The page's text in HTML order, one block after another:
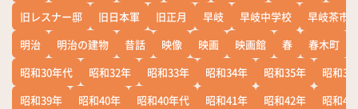
旧レスナー邸
旧日本軍 旧正月 早岐 早岐中学校
早岐茶市
明治
明治の建物 昔話 映像 映画 映画館 春 春木町
昭和30年代
昭和32年 昭和33年 昭和34年 昭和35年
昭和36
昭和39年
昭和40年 昭和40年代 昭和41年 昭和42年
昭和43